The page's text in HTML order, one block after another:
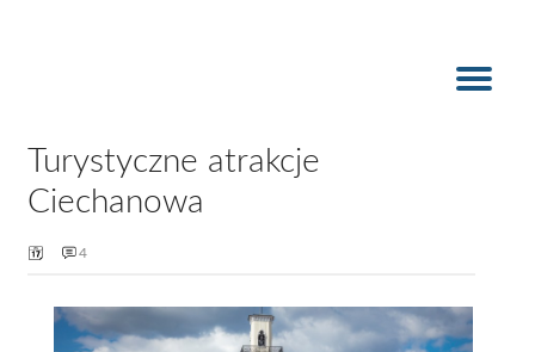
Turystyczne atrakcje
Ciechanowa
4